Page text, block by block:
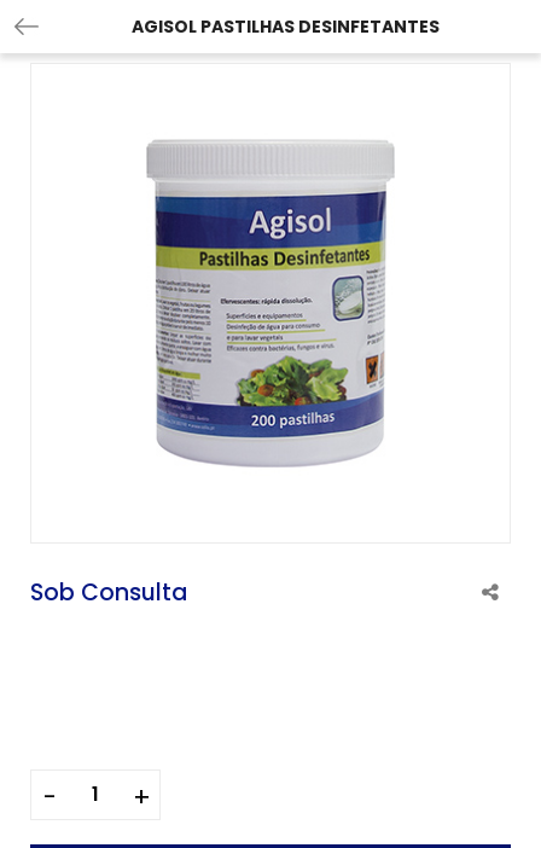
AGISOL PASTILHAS DESINFETANTES
Sob Consulta